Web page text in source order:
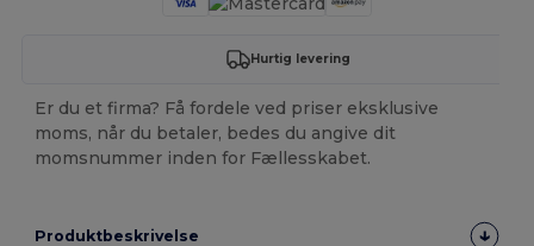
Hurtig levering
Er du et firma? Få fordele ved priser eksklusive
moms, når du betaler, bedes du angive dit
momsnummer inden for Fællesskabet.
Produktbeskrivelse